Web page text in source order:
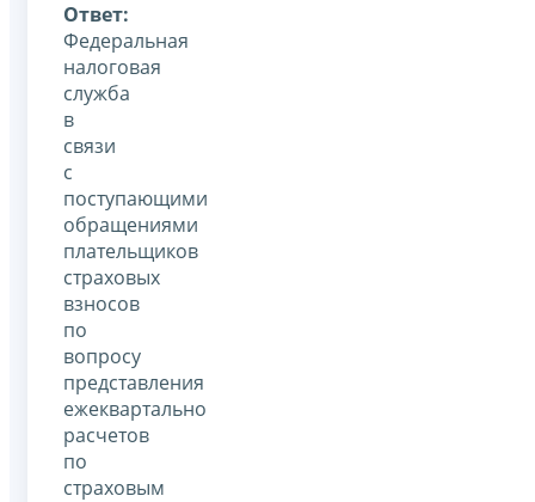
Ответ:
Федеральная
налоговая
служба
в
связи
с
поступающими
обращениями
плательщиков
страховых
взносов
по
вопросу
представления
ежеквартально
расчетов
по
страховым